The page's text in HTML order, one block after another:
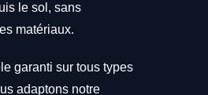
le sol, sans
matériaux.
garanti sur tous types
adaptons notre